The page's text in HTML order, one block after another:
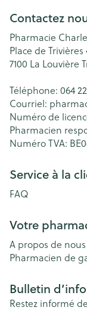
Contactez
Pharmacie
Place de Trivières
7100 La Louvière
Téléphone: 064
Courriel:
Numéro de
Pharmacien
Numéro TVA:
Service à la
FAQ
Votre
A propos de nous
Pharmacien de
Bulletin
Restez informé